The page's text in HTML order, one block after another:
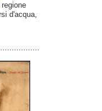
d'acqua,